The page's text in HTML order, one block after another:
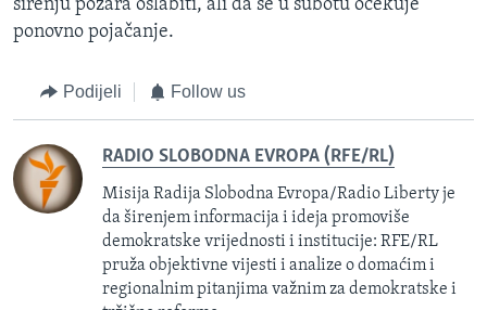
širenju požara oslabiti, ali da se u subotu očekuje
ponovno pojačanje.
Podijeli Follow us
RADIO SLOBODNA EVROPA (RFE/RL)
Misija Radija Slobodna Evropa/Radio Liberty je
da širenjem informacija i ideja promoviše
demokratske vrijednosti i institucije: RFE/RL
pruža objektivne vijesti i analize o domaćim i
regionalnim pitanjima važnim za demokratske i